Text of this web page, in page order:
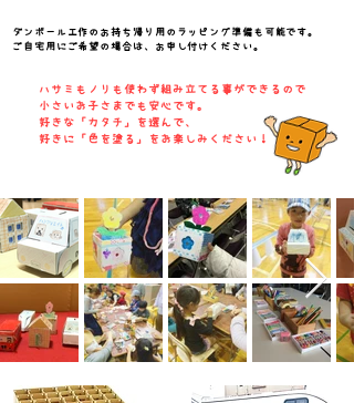
ダンボール工作のお持ち帰り用のラッピング準備も可能です。
ご自宅用にご希望の場合は、お申し付けください。
ハサミもノリも使わず組み立てる事ができるので
小さいお子さまでも安心です。
好きな「カタチ」を選んで、
好きに「色を塗る」をお楽しみください！